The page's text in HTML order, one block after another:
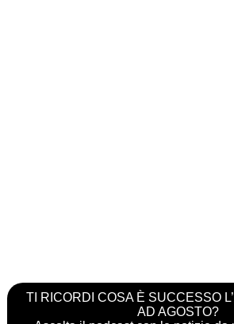
TI RICORDI COSA È SUCCESSO
AD AGOSTO?